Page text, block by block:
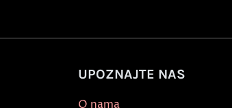
UPOZNAJTE NAS
O nama